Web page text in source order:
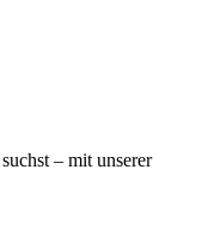
– mit unserer